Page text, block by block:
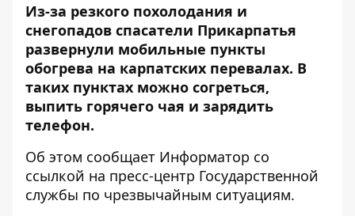
Из-за резкого похолодания и
снегопадов спасатели Прикарпатья
развернули мобильные пункты
обогрева на карпатских перевалах. В
таких пунктах можно согреться,
выпить горячего чая и зарядить
телефон.
Об этом сообщает Информатор со
ссылкой на пресс-центр Государственной
службы по чрезвычайным ситуациям.